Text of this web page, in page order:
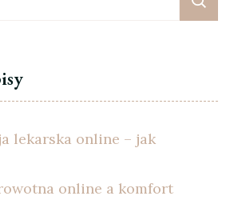
lekarska online – jak
online a komfort